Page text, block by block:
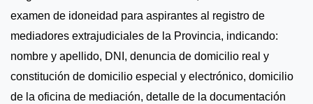
examen de idoneidad para aspirantes al registro de
mediadores extrajudiciales de la Provincia, indicando:
nombre y apellido, DNI, denuncia de domicilio real y
constitución de domicilio especial y electrónico, domicilio
de la oficina de mediación, detalle de la documentación